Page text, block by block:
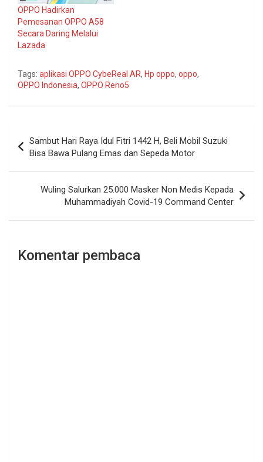
OPPO Hadirkan
Pemesanan OPPO A58
Secara Daring Melalui
Lazada
Tags: aplikasi OPPO CybeReal AR, Hp oppo, oppo,
OPPO Indonesia, OPPO Reno5
pos
Sambut Hari Raya Idul Fitri 1442 H, Beli Mobil Suzuki
Bisa Bawa Pulang Emas dan Sepeda Motor
Wuling Salurkan 25.000 Masker Non Medis Kepada
Muhammadiyah Covid-19 Command Center
Komentar pembaca